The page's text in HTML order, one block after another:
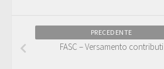
PRECEDENTE
FASC – Versamento contributi